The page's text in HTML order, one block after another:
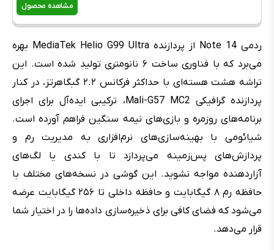
مشاهده محصول
ردمی Note 14 از پردازنده MediaTek Helio G99 Ultra بهره
می‌برد که با فناوری ساخت ۶ نانومتری تولید شده است. این
تراشه هشت هسته‌ای با حداکثر فرکانس ۲.۲ گبگاهرتز، در کنار
پردازنده گرافیکی Mali-G57 MC2، ترکیبی ایده‌آل برای اجرای
برنامه‌های روزمره و بازی‌های نیمه سنگین فراهم آورده است.
شیائومی با بهینه‌سازی‌های نرم‌‌افزاری به مدیریت رم و
پردازش‌های پس‌زمینه می‌پردازد تا با کندی یا لگ‌های
آزاردهنده مواجه نشوید. این گوشی در نسخه‌های مختلف با
حافظه رم ۸ گیگابایت و حافظه داخلی تا ۲۵۶ گیگابایت عرضه
می‌شود که فضای کافی برای ذخیره‌سازی داده‌ها را در اختیار شما
قرار می‌دهد.